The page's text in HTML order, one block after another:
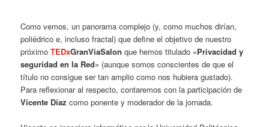
Como vemos, un panorama complejo (y, como muchos dirían,
poliédrico e, incluso fractal) que define el objetivo de nuestro
próximoTEDxGranViaSalon que hemos titulado «Privacidad y
seguridad en la Red» (aunque somos conscientes de que el
título no consigue ser tan amplio como nos hubiera gustado).
Para reflexionar al respecto, contaremos con la participación de
Vicente Díaz como ponente y moderador de la jornada.